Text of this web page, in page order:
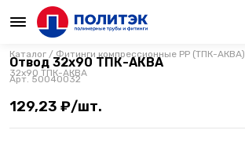
Каталог / Фитинги компрессионные PP (ТПК-АКВА)
32х90 ТПК-АКВА
Отвод 32х90 ТПК-АКВА
Арт. 50040032
129,23 ₽/шт.